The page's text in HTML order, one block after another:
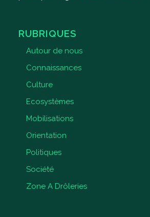
RUBRIQUES
Autour de nous
Connaissances
Culture
Ecosystèmes
Mobilisations
Orientation
Politiques
Société
Zone A Drôleries